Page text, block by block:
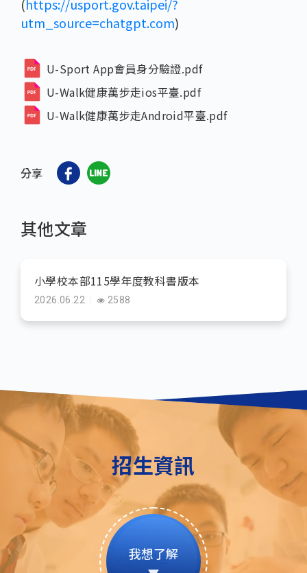
(https://usport.gov.taipei/?
utm_source=chatgpt.com)
U-Sport App會員身分驗證.pdf
U-Walk健康萬步走ios平臺.pdf
U-Walk健康萬步走Android平臺.pdf
分享
其他文章
小學校本部115學年度教科書版本
2026.06.22 2588
招生資訊
我想了解